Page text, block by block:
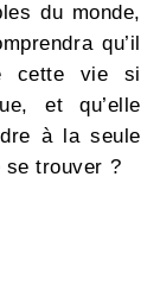
du monde,
qu’il
cette vie si
et qu’elle
à la seule
se trouver ?